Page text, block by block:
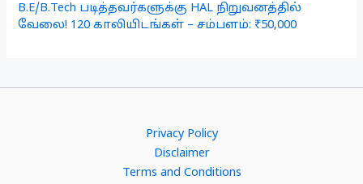
B.E/B.Tech படித்தவர்களுக்கு HAL நிறுவனத்தில்
வேலை! 120 காலியிடங்கள் – சம்பளம்: ₹50,000
Privacy Policy
Disclaimer
Terms and Conditions